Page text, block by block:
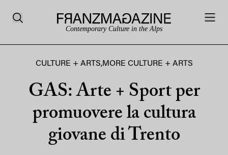
Contemporary Culture in the Alps
CULTURE + ARTS,MORE CULTURE + ARTS
GAS: Arte + Sport per
promuovere la cultura
giovane di Trento